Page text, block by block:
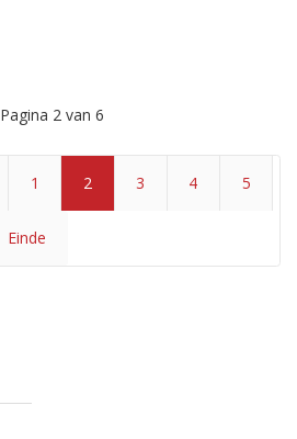
Pagina 2 van 6
1 2 3 4 5
Einde